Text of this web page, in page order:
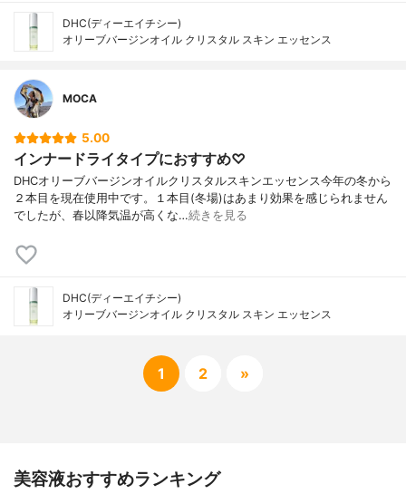
DHC(ディーエイチシー)
オリーブバージンオイル クリスタル スキン エッセンス
MOCA
5.00
インナードライタイプにおすすめ♡
DHCオリーブバージンオイルクリスタルスキンエッセンス今年の冬から
２本目を現在使用中です。１本目(冬場)はあまり効果を感じられません
でしたが、春以降気温が高くな…続きを見る
DHC(ディーエイチシー)
オリーブバージンオイル クリスタル スキン エッセンス
1 2 »
美容液おすすめランキング